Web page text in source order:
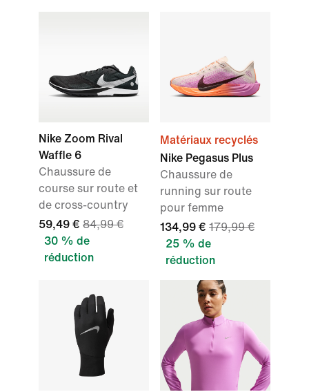
Nike Zoom Rival
Waffle 6
Chaussure de
course sur route et
de cross-country
59,49 € 84,99 €
30 % de
réduction
Matériaux recyclés
Nike Pegasus Plus
Chaussure de
running sur route
pour femme
134,99 € 179,99 €
25 % de
réduction